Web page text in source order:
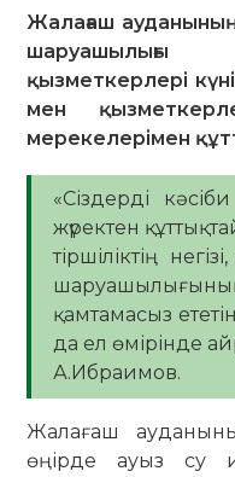
Жалағаш
шаруашылығы
қызметкерлері
мен
мерекелерімен
«Сіздерді
жүректен
тіршіліктің
қамтамасыз
да ел өмірінде
А.Ибраимов.
Жалағаш
өңірде ауыз су